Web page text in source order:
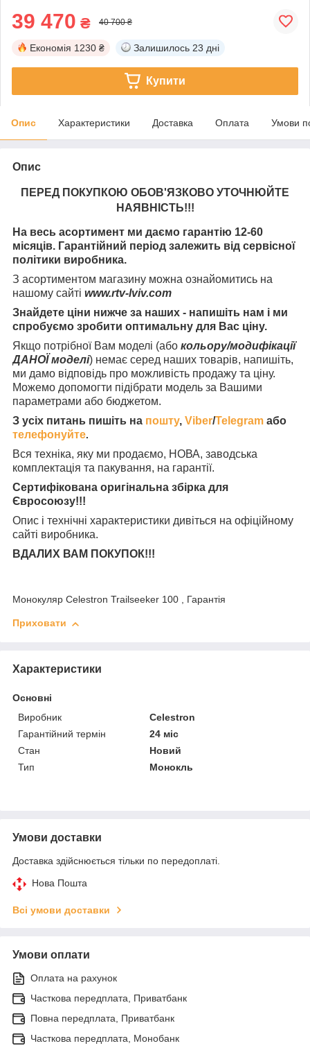
39 470 ₴ 40 700 ₴
Економія 1230 ₴ Залишилось 23 дні
Купити
Опис Характеристики Доставка Оплата Умови
Опис
ПЕРЕД ПОКУПКОЮ ОБОВ'ЯЗКОВО УТОЧНЮЙТЕ
НАЯВНІСТЬ!!!
На весь асортимент ми даємо гарантію 12-60
місяців. Гарантійний період залежить від сервісної
політики виробника.
З асортиментом магазину можна ознайомитись на
нашому сайті www.rtv-lviv.com
Знайдете ціни нижче за наших - напишіть нам і ми
спробуємо зробити оптимальну для Вас ціну.
Якщо потрібної Вам моделі (або кольору/модифікації
ДАНОЇ моделі) немає серед наших товарів, напишіть,
ми дамо відповідь про можливість продажу та ціну.
Можемо допомогти підібрати модель за Вашими
параметрами або бюджетом.
З усіх питань пишіть на пошту, Viber/Telegram або
телефонуйте.
Вся техніка, яку ми продаємо, НОВА, заводська
комплектація та пакування, на гарантії.
Сертифікована оригінальна збірка для
Євросоюзу!!!
Опис і технічні характеристики дивіться на офіційному
сайті виробника.
ВДАЛИХ ВАМ ПОКУПОК!!!
Монокуляр Celestron Trailseeker 100 , Гарантія
Приховати
Характеристики
Основні
Виробник
Celestron
Гарантійний термін
24 міс
Стан
Новий
Тип
Монокль
Умови доставки
Доставка здійснюється тільки по передоплаті.
Нова Пошта
Всі умови доставки
Умови оплати
Оплата на рахунок
Часткова передплата, Приватбанк
Повна передплата, Приватбанк
Часткова передплата, Монобанк